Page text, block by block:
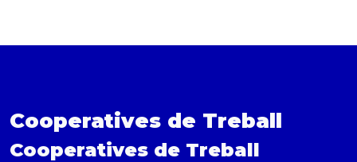
Cooperatives de Treball
Cooperatives de Treball